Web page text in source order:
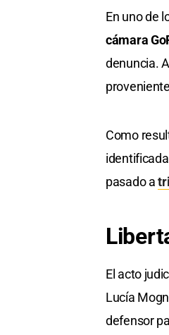
En uno de
cámara
denuncia.
Como
pasado a
El acto
Lucía
defensor